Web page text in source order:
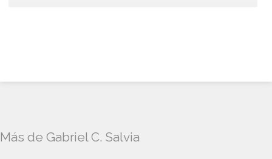
Más de Gabriel C. Salvia